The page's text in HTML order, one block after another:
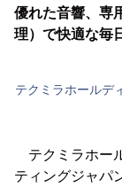
優れた音響、専
理）で快適な毎
テクミラホールデ
テクミラホー
ティングジャパ